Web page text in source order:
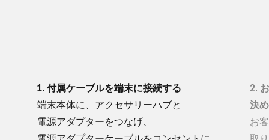
1. 付属ケーブルを​端末に​接続する
端末本体に、​アクセサリーハブと​
電源アダプターを​つなげ、​
2.
決
お